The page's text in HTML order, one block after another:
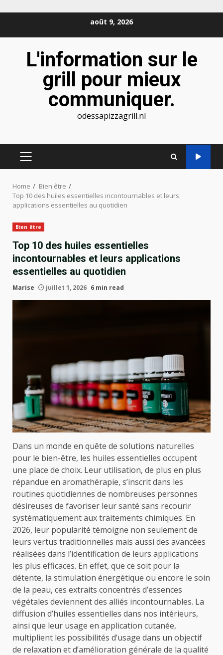
août 9, 2026
L'information sur le
grill pour mieux
communiquer.
odessapizzagrill.nl
PRIMARY
Home
Bien être
Top 10 des huiles essentielles incontournables et leurs
applications essentielles au quotidien
Bien être
Top 10 des huiles essentielles
incontournables et leurs applications
essentielles au quotidien
Marise juillet 1, 2026 6 min read
Dans un monde en quête de solutions naturelles
pour le bien-être, les huiles essentielles occupent
une place de choix. Leur utilisation, de plus en plus
répandue en aromathérapie, s’inscrit dans les
routines quotidiennes de nombreuses personnes
désireuses de favoriser leur santé sans recourir
systématiquement aux traitements chimiques. En
2026, leur popularité témoigne non seulement de
leurs vertus traditionnelles mais aussi des avancées
réalisées dans l’identification de leurs applications
les plus efficaces. En effet, que ce soit pour la
détente, la stimulation énergétique ou encore le soin
de la peau, ces extraits concentrés d’essences
végétales deviennent des alliés incontournables. La
diffusion d’huiles essentielles dans nos intérieurs,
ainsi que leur usage en application cutanée,
multiplient les possibilités d’usage dans un objectif
de relaxation et d’amélioration générale de la qualité